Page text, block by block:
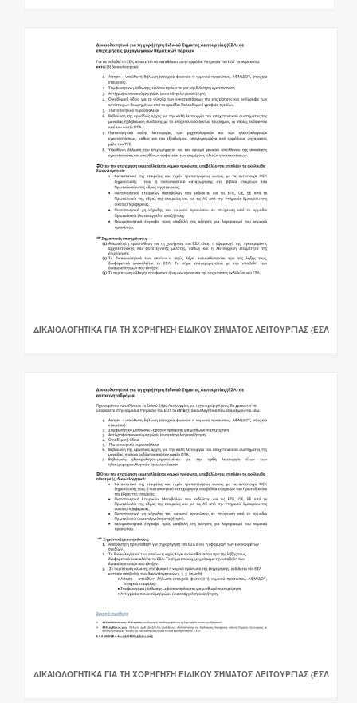
ΔΙΚΑΙΟΛΟΓΗΤΙΚΆ ΓΙΑ ΤΗ ΧΟΡΉΓΗΣΗ ΕΙΔΙΚΟΎ ΣΉΜΑΤΟΣ ΛΕΙΤΟΥΡΓΊΑΣ (ΕΣΛ
ΔΙΚΑΙΟΛΟΓΗΤΙΚΆ ΓΙΑ ΤΗ ΧΟΡΉΓΗΣΗ ΕΙΔΙΚΟΎ ΣΉΜΑΤΟΣ ΛΕΙΤΟΥΡΓΊΑΣ (ΕΣΛ